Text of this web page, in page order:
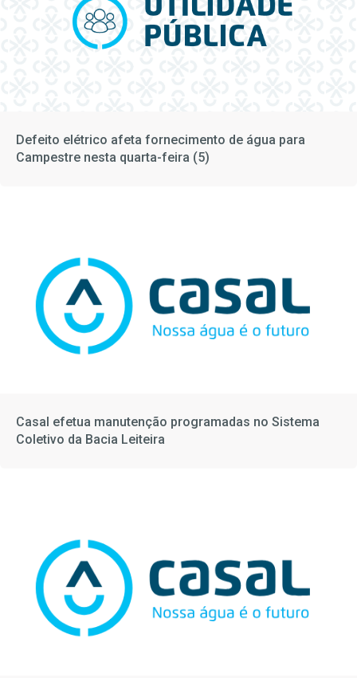
Defeito elétrico afeta fornecimento de água para
Campestre nesta quarta-feira (5)
Casal efetua manutenção programadas no Sistema
Coletivo da Bacia Leiteira